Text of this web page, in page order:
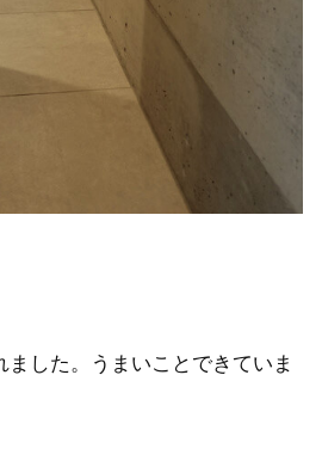
した。うまいことできていま